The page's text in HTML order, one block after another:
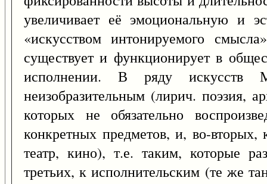
увеличивает её эмоциональную и
«искусством интонируемого
существует и функционирует в
исполнении. В ряду искусств
неизобразительным (лирич. поэзия,
которых не обязательно
конкретных предметов, и, во-вторых,
театр, кино), т.е. таким, которые
третьих, к исполнительским (те же